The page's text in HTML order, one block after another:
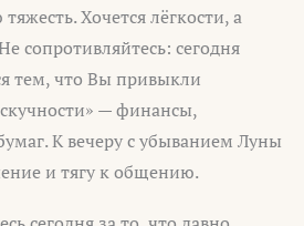
Хочется лёгкости, а
сопротивляйтесь: сегодня
тем, что Вы привыкли
— финансы,
К вечеру с убыванием Луны
и тягу к общению.